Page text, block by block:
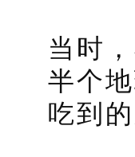
当时
半个
吃到